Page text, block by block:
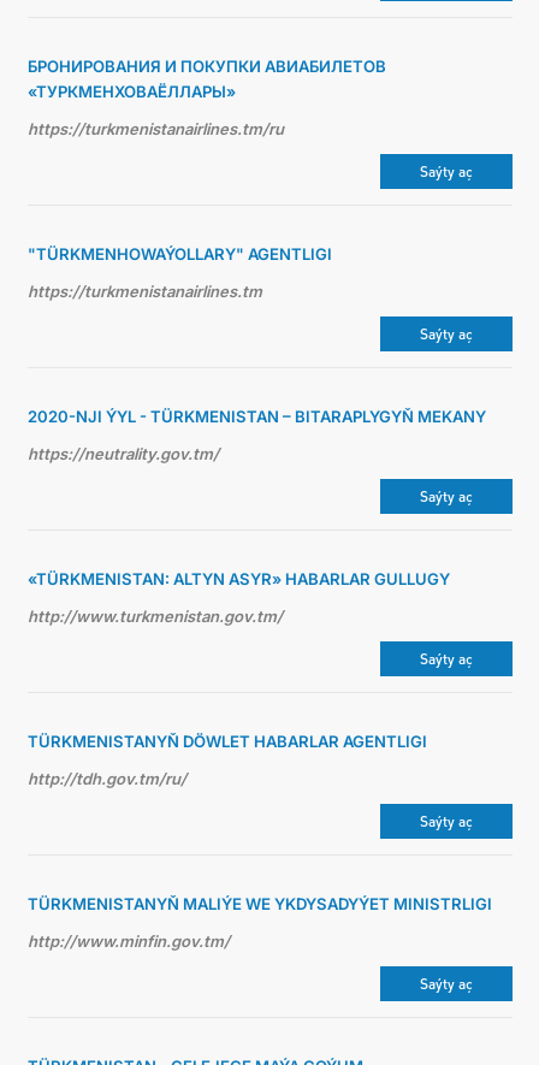
БРОНИРОВАНИЯ И ПОКУПКИ АВИАБИЛЕТОВ
«ТУРКМЕНХОВАЁЛЛАРЫ»
https://turkmenistanairlines.tm/ru
Saýty aç
"TÜRKMENHOWAÝOLLARY" AGENTLIGI
https://turkmenistanairlines.tm
Saýty aç
2020-NJI ÝYL - TÜRKMENISTAN – BITARAPLYGYŇ MEKANY
https://neutrality.gov.tm/
Saýty aç
«TÜRKMENISTAN: ALTYN ASYR» HABARLAR GULLUGY
http://www.turkmenistan.gov.tm/
Saýty aç
TÜRKMENISTANYŇ DÖWLET HABARLAR AGENTLIGI
http://tdh.gov.tm/ru/
Saýty aç
TÜRKMENISTANYŇ MALIÝE WE YKDYSADYÝET MINISTRLIGI
http://www.minfin.gov.tm/
Saýty aç